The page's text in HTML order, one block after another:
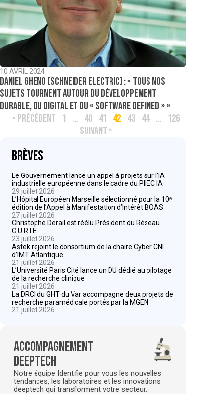
10 AVRIL 2024
Daniel Gheno (Schneider Electric) : « tous nos
sujets tournent autour du développement
durable, du digital et du « software defined » »
« PRÉCÉDENT 1 … 40 41 42 43 44 … 126
SUIVANT »
Brèves
Le Gouvernement lance un appel à projets sur l’IA
industrielle européenne dans le cadre du PIIEC IA
29 juillet 2026
L’Hôpital Européen Marseille sélectionné pour la 10ᵉ
édition de l’Appel à Manifestation d’Intérêt BOAS
27 juillet 2026
Christophe Derail est réélu Président du Réseau
C.U.R.I.E.
23 juillet 2026
Astek rejoint le consortium de la chaire Cyber CNI
d’IMT Atlantique
21 juillet 2026
L’Université Paris Cité lance un DU dédié au pilotage
de la recherche clinique
21 juillet 2026
La DRCI du GHT du Var accompagne deux projets de
recherche paramédicale portés par la MGEN
21 juillet 2026
Accompagnement
deeptech
Notre équipe Identifie pour vous les nouvelles
tendances, les laboratoires et les innovations
deeptech qui transforment votre secteur.